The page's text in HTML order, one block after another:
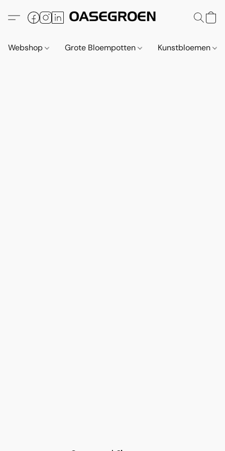
Webshop Grote Bloempotten Kunstbloemen